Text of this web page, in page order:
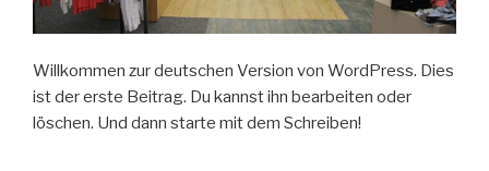
Willkommen zur deutschen Version von WordPress. Dies
ist der erste Beitrag. Du kannst ihn bearbeiten oder
löschen. Und dann starte mit dem Schreiben!